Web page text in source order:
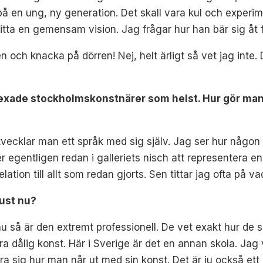
en ung, ny generation. Det skall vara kul och
en gemensam vision. Jag frågar hur han bär sig åt
och knacka på dörren! Nej, helt ärligt så vet jag
stockholmskonstnärer som helst. Hur gör
man ett språk med sig själv. Jag ser hur
egentligen redan i galleriets nisch att representera
till allt som redan gjorts. Sen tittar jag ofta på
nu?
så är den extremt professionell. De vet exakt hur de
dålig konst. Här i Sverige är det en annan skola.
sig hur man når ut med sin konst. Det är ju också ett